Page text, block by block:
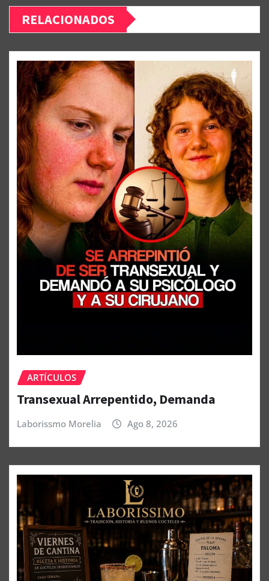
RELACIONADOS
ARTÍCULOS
Transexual Arrepentido, Demanda
Laborissmo Morelia Ago 8, 2026